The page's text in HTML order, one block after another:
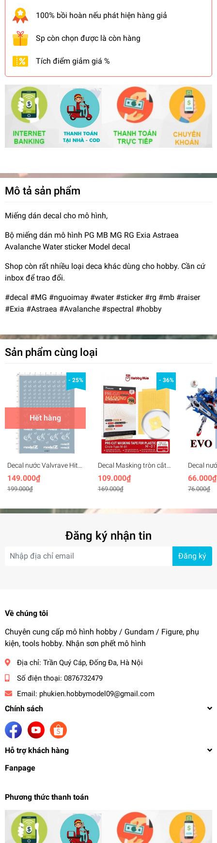
100% bồi hoàn nếu phát hiện hàng giả
Sp còn chọn được là còn hàng
Tích điểm giảm giá %
Mô tả sản phẩm
Miếng dán decal cho mô hình,
Bộ miếng dán mô hình PG MB MG RG Exia Astraea
Avalanche Water sticker Model decal
Shop còn rất nhiều loại deca khác dùng cho hobby. Cần cứ
inbox để trao đổi.
#decal #MG #nguoimay #water #sticker #rg #mb #raiser
#Exia #Astraea #Avalanche #spectral #hobby
Sản phẩm cùng loại
- 25%
Hết hàng
Decal nước Valvrave Hito
61897-7E14
149.000₫
199.000₫
- 36%
Decal Masking tròn cắt
sẵn các cỡ Hobby Mio
Pre-cut Masking Paper
Round M01
109.000₫
169.000₫
Decal
Gundam
Seven
Water
66.000₫
76.000₫
Đăng ký nhận tin
Đăng ký
Về chúng tôi
Chuyên cung cấp mô hình hobby / Gundam / Figure, phụ
kiện, tools hobby. Nhận sơn phết mô hình
Địa chỉ: Trần Quý Cáp, Đống Đa, Hà Nội
Số điện thoại: 0876732479
Email: phukien.hobbymodel09@gmail.com
Chính sách
Hỗ trợ khách hàng
Fanpage
Phương thức thanh toán